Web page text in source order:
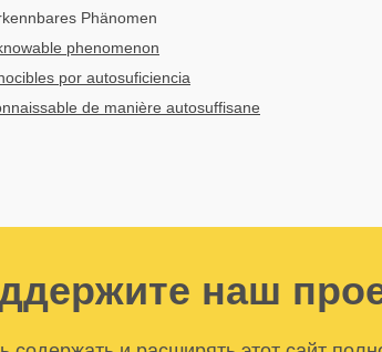
Phänomen
phenomenon
por autosuficiencia
de manière autosuffisane
наш